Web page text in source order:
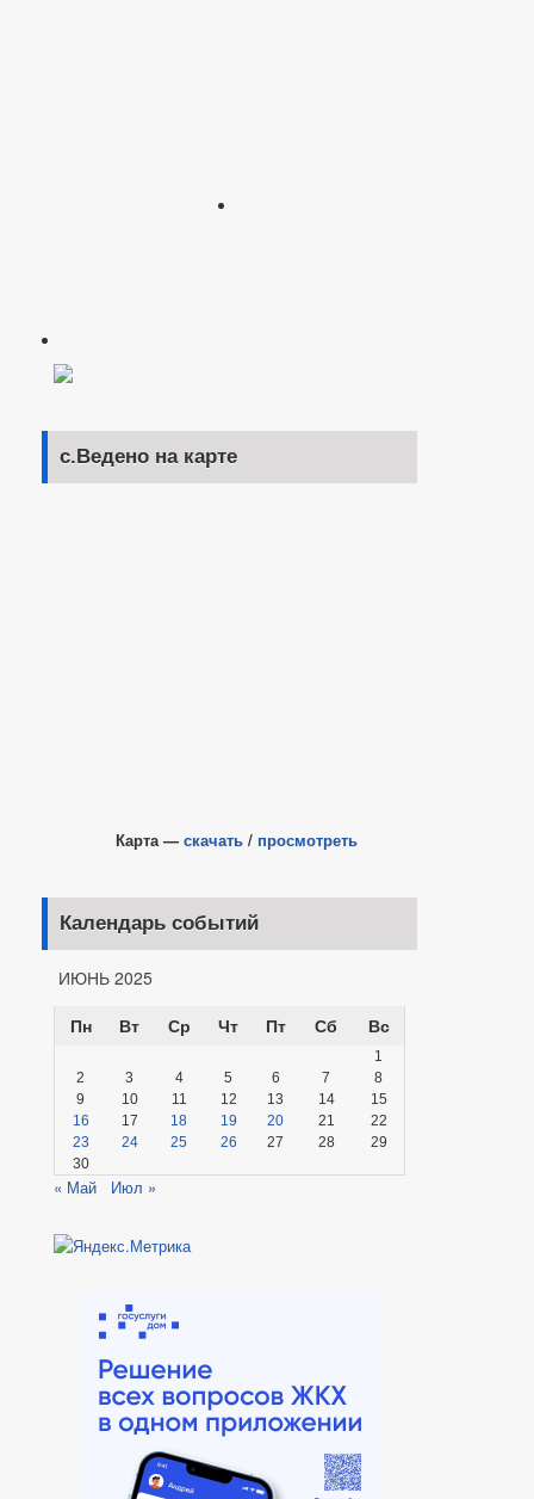
с.Ведено на карте
Карта — скачать / просмотреть
Календарь событий
ИЮНЬ 2025
Пн
Вт Ср Чт Пт Сб Вс
1
2
3 4 5 6 7
8
9
10 11 12 13 14
15
16
17 18 19 20 21
22
23
24 25 26 27 28
29
30
« Май Июл »